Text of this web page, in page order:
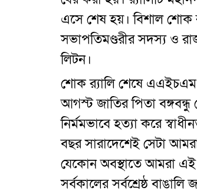
এসে শেষ হয়। বিশাল শোক
সভাপতিমণ্ডরীর সদস্য ও
লিটন।
শোক র‌্যালি শেষে এএইচএম
আগস্ট জাতির পিতা
নির্মমভাবে হত্যা করে
বছর সারাদেশেই সেটা
যেকোন অবস্থাতে আমরা এই
সর্বকালের সর্বশ্রেষ্ঠ